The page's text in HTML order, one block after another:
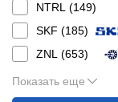
NTRL (149)
SKF (185)
ZNL (653)
Показать еще